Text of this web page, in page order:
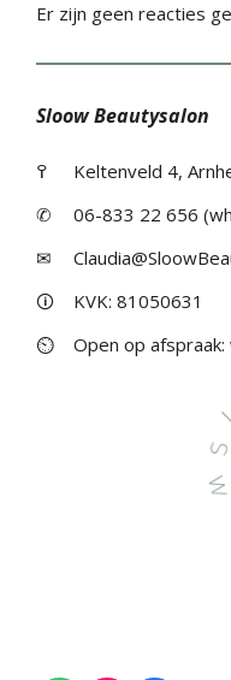
Er zijn geen reacties
Sloow Beautysalon
߉
Keltenveld 4,
✆
06-833 22 656
✉
🛈
KVK: 81050631
⏲
Open op